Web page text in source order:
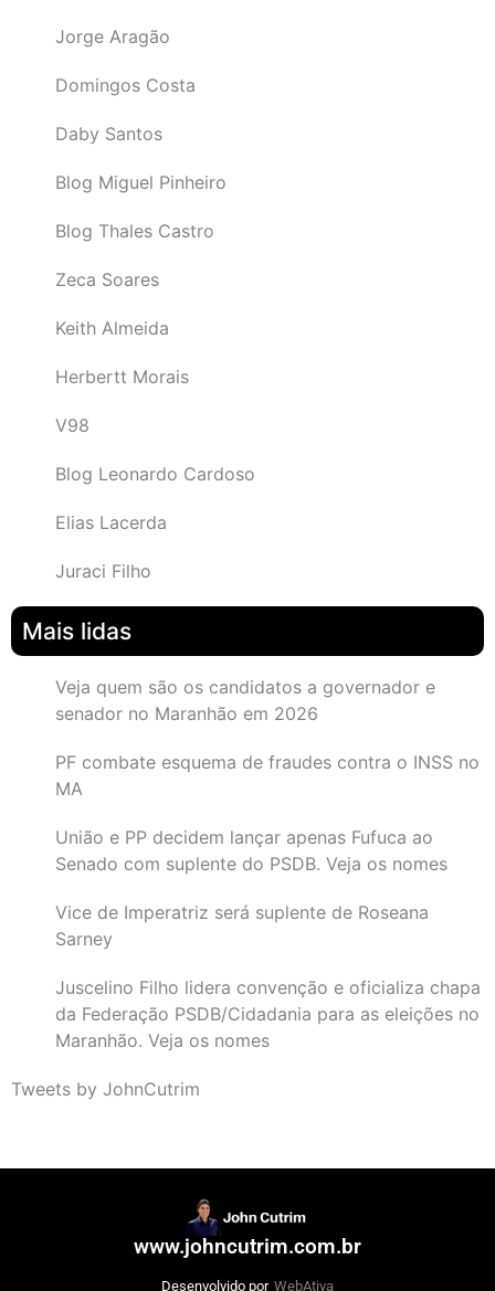
Jorge Aragão
Domingos Costa
Daby Santos
Blog Miguel Pinheiro
Blog Thales Castro
Zeca Soares
Keith Almeida
Herbertt Morais
V98
Blog Leonardo Cardoso
Elias Lacerda
Juraci Filho
Mais lidas
Veja quem são os candidatos a governador e
senador no Maranhão em 2026
PF combate esquema de fraudes contra o INSS no
MA
União e PP decidem lançar apenas Fufuca ao
Senado com suplente do PSDB. Veja os nomes
Vice de Imperatriz será suplente de Roseana
Sarney
Juscelino Filho lidera convenção e oficializa chapa
da Federação PSDB/Cidadania para as eleições no
Maranhão. Veja os nomes
Tweets by JohnCutrim
www.johncutrim.com.br
Desenvolvido por WebAtiva